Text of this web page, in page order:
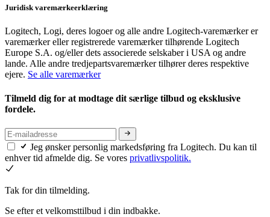
Juridisk varemærkeerklæring
Logitech, Logi, deres logoer og alle andre Logitech-varemærker er
varemærker eller registrerede varemærker tilhørende Logitech
Europe S.A. og/eller dets associerede selskaber i USA og andre
lande. Alle andre tredjepartsvaremærker tilhører deres respektive
ejere. Se alle varemærker
Tilmeld dig for at modtage dit særlige tilbud og eksklusive
fordele.
Jeg ønsker personlig markedsføring fra Logitech. Du kan til
enhver tid afmelde dig. Se vores privatlivspolitik.
Tak for din tilmelding.
Se efter et velkomsttilbud i din indbakke.